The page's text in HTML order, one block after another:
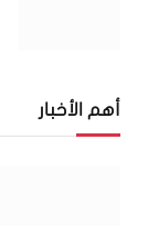
أهم الأخبار